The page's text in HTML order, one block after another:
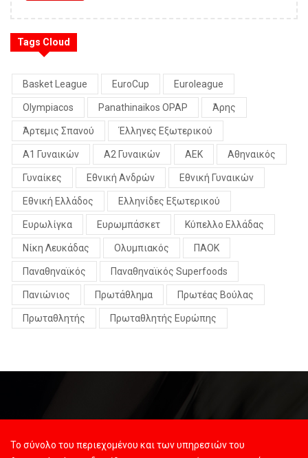
Tags Cloud
Basket League EuroCup Euroleague
Olympiacos Panathinaikos OPAP Άρης
Άρτεμις Σπανού Έλληνες Εξωτερικού
Α1 Γυναικών Α2 Γυναικών ΑΕΚ Αθηναικός
Γυναίκες Εθνική Ανδρών Εθνική Γυναικών
Εθνική Ελλάδος Ελληνίδες Εξωτερικού
Ευρωλίγκα Ευρωμπάσκετ Κύπελλο Ελλάδας
Νίκη Λευκάδας Ολυμπιακός ΠΑΟΚ
Παναθηναϊκός Παναθηναϊκός Superfoods
Πανιώνιος Πρωτάθλημα Πρωτέας Βούλας
Πρωταθλητής Πρωταθλητής Ευρώπης
Το σύνολο του περιεχομένου και των υπηρεσιών του